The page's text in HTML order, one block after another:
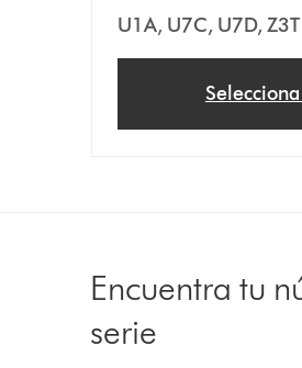
U1A, U7C, U7D, Z3T
Encuentra tu
serie